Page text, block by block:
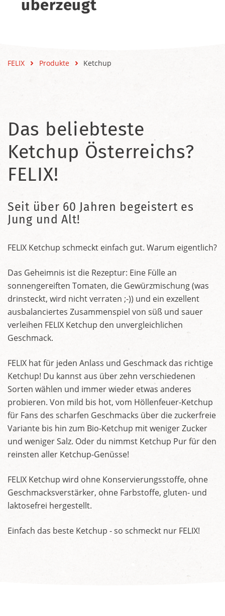
überzeugt
FELIX Produkte Ketchup
Das beliebteste
Ketchup Österreichs?
FELIX!
Seit über 60 Jahren begeistert es
Jung und Alt!
FELIX Ketchup schmeckt einfach gut. Warum eigentlich?
Das Geheimnis ist die Rezeptur: Eine Fülle an
sonnengereiften Tomaten, die Gewürzmischung (was
drinsteckt, wird nicht verraten ;-)) und ein exzellent
ausbalanciertes Zusammenspiel von süß und sauer
verleihen FELIX Ketchup den unvergleichlichen
Geschmack.
FELIX hat für jeden Anlass und Geschmack das richtige
Ketchup! Du kannst aus über zehn verschiedenen
Sorten wählen und immer wieder etwas anderes
probieren. Von mild bis hot, vom Höllenfeuer-Ketchup
für Fans des scharfen Geschmacks über die zuckerfreie
Variante bis hin zum Bio-Ketchup mit weniger Zucker
und weniger Salz. Oder du nimmst Ketchup Pur für den
reinsten aller Ketchup-Genüsse!
FELIX Ketchup wird ohne Konservierungsstoffe, ohne
Geschmacksverstärker, ohne Farbstoffe, gluten- und
laktosefrei hergestellt.
Einfach das beste Ketchup - so schmeckt nur FELIX!